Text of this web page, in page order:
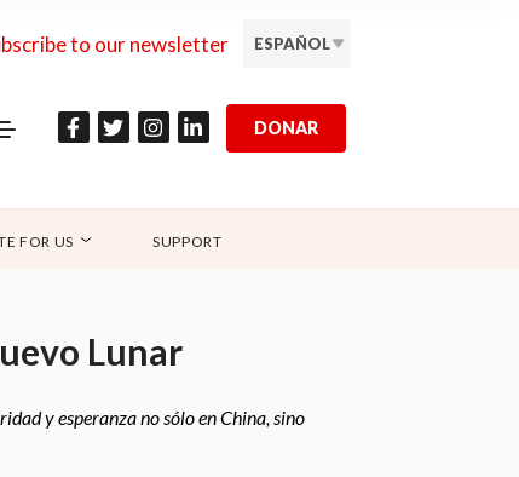
to our newsletter ESPAÑOL
DONAR
FOR US SUPPORT
Lunar
y esperanza no sólo en China, sino